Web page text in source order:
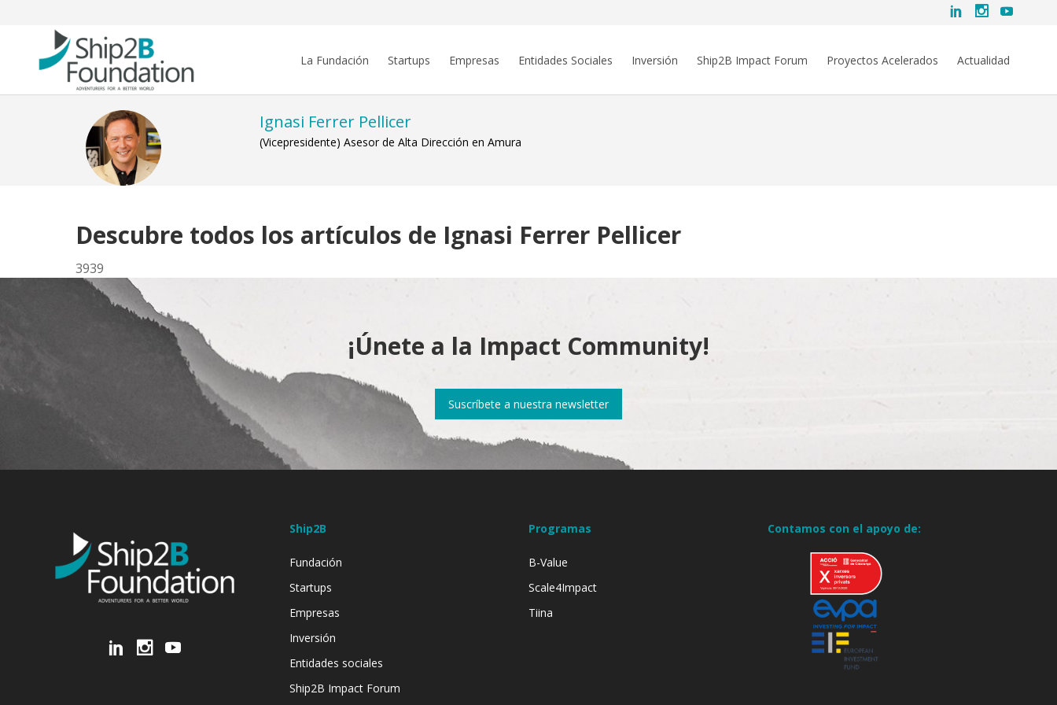
La Fundación Startups Empresas Entidades Sociales Inversión Ship2B Impact Forum Proyectos Acelerados Actualidad
Ignasi Ferrer Pellicer
(Vicepresidente) Asesor de Alta Dirección en Amura
Descubre todos los artículos de Ignasi Ferrer Pellicer
3939
¡Únete a la Impact Community!
Suscríbete a nuestra newsletter
Ship2B
Fundación
Startups
Empresas
Inversión
Entidades sociales
Ship2B Impact Forum
Programas
B-Value
Scale4Impact
Tiina
Contamos con el apoyo de: